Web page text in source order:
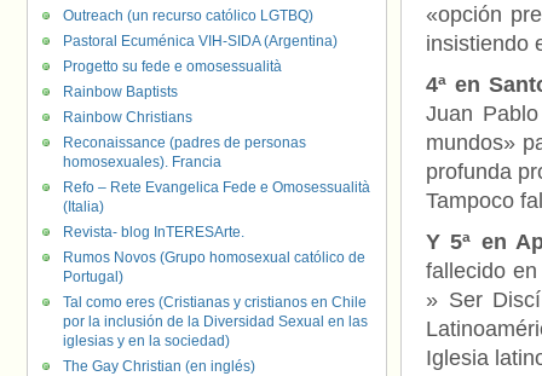
«opción
insistiendo
4ª en
Juan
mundos»
profunda
Tampoco
Y 5ª en
fallecido
» Ser
Iglesia
Outreach (un recurso católico LGTBQ)
Pastoral Ecuménica VIH-SIDA (Argentina)
Progetto su fede e omosessualità
Rainbow Baptists
Rainbow Christians
Reconaissance (padres de personas
homosexuales). Francia
Refo – Rete Evangelica Fede e Omosessualità
(Italia)
Revista- blog InTERESArte.
Rumos Novos (Grupo homosexual católico de
Portugal)
Tal como eres (Cristianas y cristianos en Chile
por la inclusión de la Diversidad Sexual en las
iglesias y en la sociedad)
The Gay Christian (en inglés)